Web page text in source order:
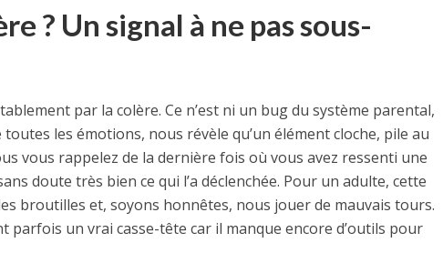
? Un signal à ne pas sous-
par la colère. Ce n’est ni un bug du système parental,
toutes les émotions, nous révèle qu’un élément cloche, pile au
vous rappelez de la dernière fois où vous avez ressenti une
doute très bien ce qui l’a déclenchée. Pour un adulte, cette
broutilles et, soyons honnêtes, nous jouer de mauvais tours.
parfois un vrai casse-tête car il manque encore d’outils pour